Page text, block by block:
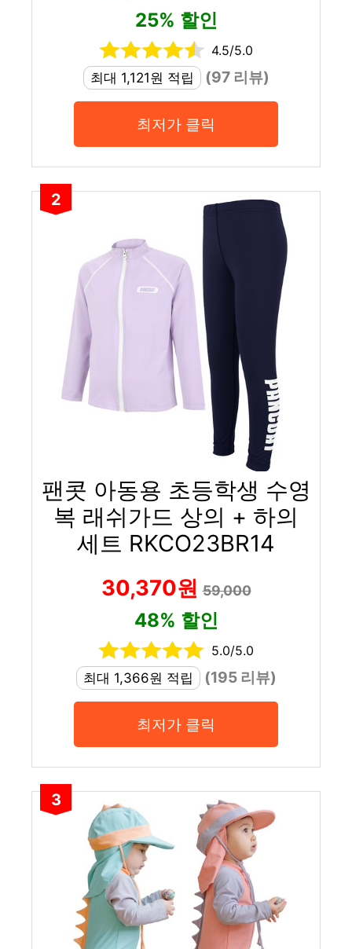
25% 할인
4.5/5.0
최대 1,121원 적립
(97 리뷰)
최저가 클릭
2
팬콧 아동용 초등학생 수영
복 래쉬가드 상의 + 하의
세트 RKCO23BR14
30,370원59,000
48% 할인
5.0/5.0
최대 1,366원 적립
(195 리뷰)
최저가 클릭
3